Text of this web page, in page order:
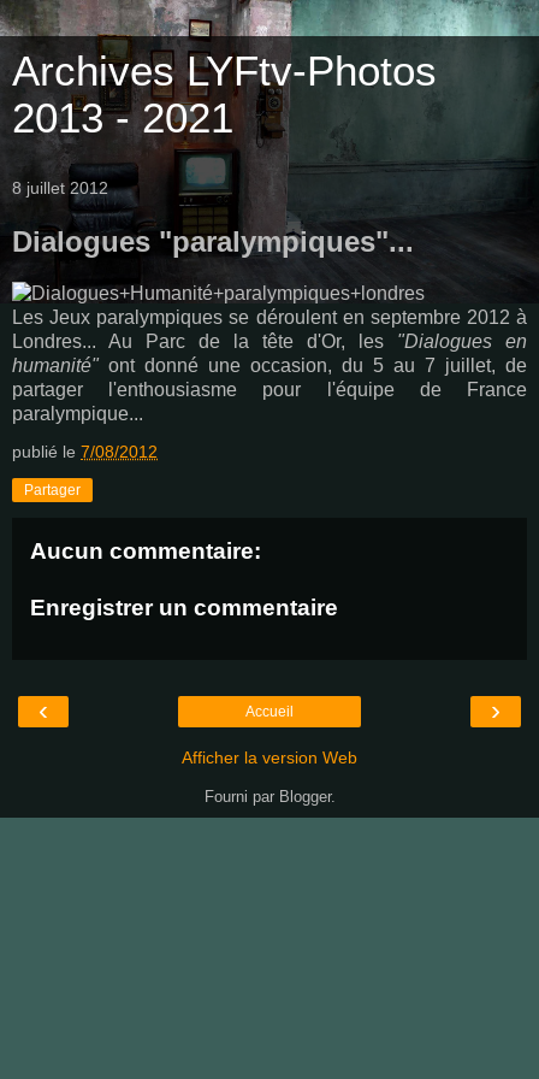
Archives LYFtv-Photos
2013 - 2021
8 juillet 2012
Dialogues "paralympiques"...
Les Jeux paralympiques se déroulent en septembre 2012 à
Londres... Au Parc de la tête d'Or, les "Dialogues en
humanité"ont donné une occasion, du 5 au 7 juillet, de
partager l'enthousiasme pour l'équipe de France
paralympique...
publié le 7/08/2012
Partager
Aucun commentaire:
Enregistrer un commentaire
‹ ›
Accueil
Afficher la version Web
Fourni par Blogger.